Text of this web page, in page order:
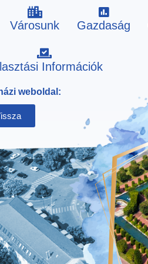
Városunk Gazdaság
Információk
weboldal: